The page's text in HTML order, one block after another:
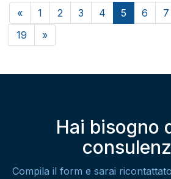
« 1 2 3 4 5 6 7
19
»
Hai bisogno
Compila il form e sarai